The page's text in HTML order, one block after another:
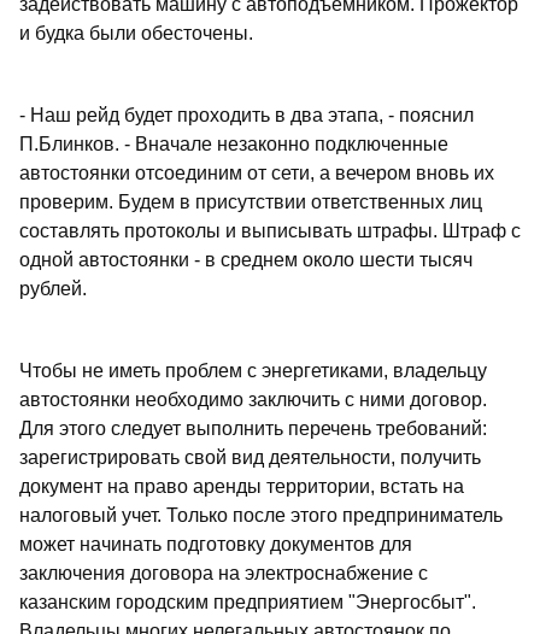
задействовать машину с автоподъемником. Прожектор
и будка были обесточены.
- Наш рейд будет проходить в два этапа, - пояснил
П.Блинков. - Вначале незаконно подключенные
автостоянки отсоединим от сети, а вечером вновь их
проверим. Будем в присутствии ответственных лиц
составлять протоколы и выписывать штрафы. Штраф с
одной автостоянки - в среднем около шести тысяч
рублей.
Чтобы не иметь проблем с энергетиками, владельцу
автостоянки необходимо заключить с ними договор.
Для этого следует выполнить перечень требований:
зарегистрировать свой вид деятельности, получить
документ на право аренды территории, встать на
налоговый учет. Только после этого предприниматель
может начинать подготовку документов для
заключения договора на электроснабжение с
казанским городским предприятием "Энергосбыт".